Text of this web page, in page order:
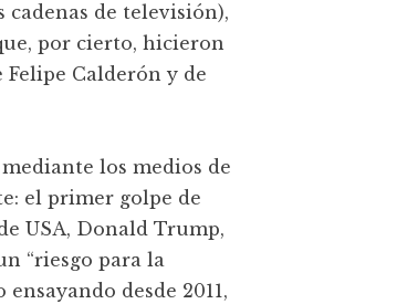
de televisión),
por cierto, hicieron
Felipe Calderón y de
los medios de
el primer golpe de
USA, Donald Trump,
“riesgo para la
desde 2011,